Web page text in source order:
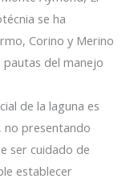
se ha
Corino y Merino
del manejo
de la laguna es
no presentando
ser cuidado de
establecer